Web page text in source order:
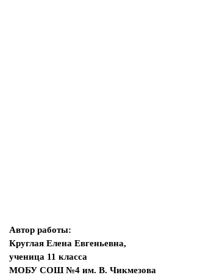
Автор работы:
Круглая Елена Евгеньевна,
ученица 11 класса
МОБУ СОШ №4 им. В. Чикмезова